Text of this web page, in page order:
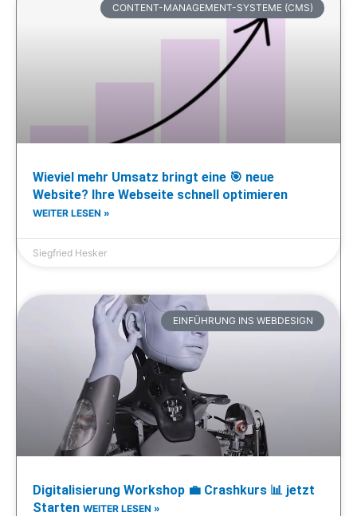
CONTENT-MANAGEMENT-SYSTEME (CMS)
Wieviel mehr Umsatz bringt eine 🎯 neue
Website? Ihre Webseite schnell optimieren
WEITER LESEN »
Siegfried Hesker
EINFÜHRUNG INS WEBDESIGN
Digitalisierung Workshop 💼 Crashkurs 📊 jetzt
Starten WEITER LESEN »